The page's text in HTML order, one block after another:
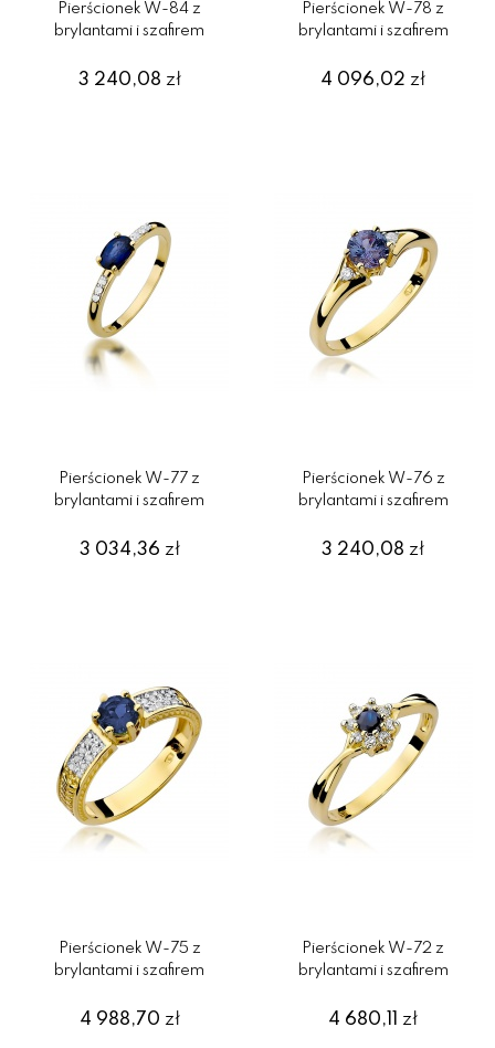
Pierścionek W-84 z
brylantami i szafirem
3 240,08 zł
Pierścionek W-78 z
brylantami i szafirem
4 096,02zł
Pierścionek W-77 z
brylantami i szafirem
3 034,36 zł
Pierścionek W-76 z
brylantami i szafirem
3 240,08zł
Pierścionek W-75 z
brylantami i szafirem
4 988,70 zł
Pierścionek W-72 z
brylantami i szafirem
4 680,11zł